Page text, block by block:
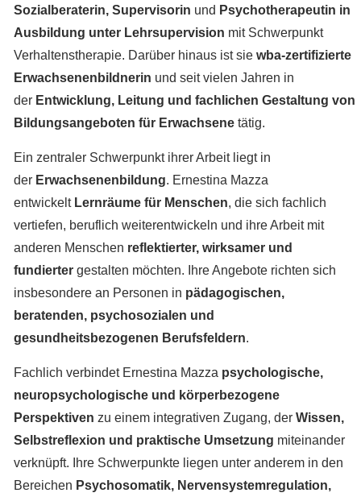
Sozialberaterin, Supervisorin und Psychotherapeutin in
Ausbildung unter Lehrsupervision mit Schwerpunkt
Verhaltenstherapie. Darüber hinaus ist sie wba-zertifizierte
Erwachsenenbildnerin und seit vielen Jahren in
der Entwicklung, Leitung und fachlichen Gestaltung von
Bildungsangeboten für Erwachsene tätig.
Ein zentraler Schwerpunkt ihrer Arbeit liegt in
der Erwachsenenbildung. Ernestina Mazza
entwickelt Lernräume für Menschen, die sich fachlich
vertiefen, beruflich weiterentwickeln und ihre Arbeit mit
anderen Menschen reflektierter, wirksamer und
fundierter gestalten möchten. Ihre Angebote richten sich
insbesondere an Personen in pädagogischen,
beratenden, psychosozialen und
gesundheitsbezogenen Berufsfeldern.
Fachlich verbindet Ernestina Mazza psychologische,
neuropsychologische und körperbezogene
Perspektiven zu einem integrativen Zugang, der Wissen,
Selbstreflexion und praktische Umsetzung miteinander
verknüpft. Ihre Schwerpunkte liegen unter anderem in den
Bereichen Psychosomatik, Nervensystemregulation,